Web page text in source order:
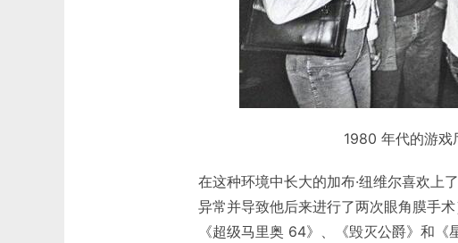
1980 年代的游
在这种环境中长大的加布·纽维尔喜欢上
异常并导致他后来进行了两次眼角膜手
《超级马里奥 64》、《毁灭公爵》和